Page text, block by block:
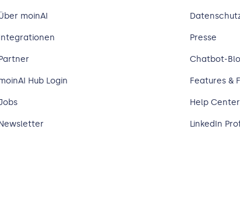
moinAI
Hub Login
Presse
Chatbot-
Features &
Help
LinkedIn